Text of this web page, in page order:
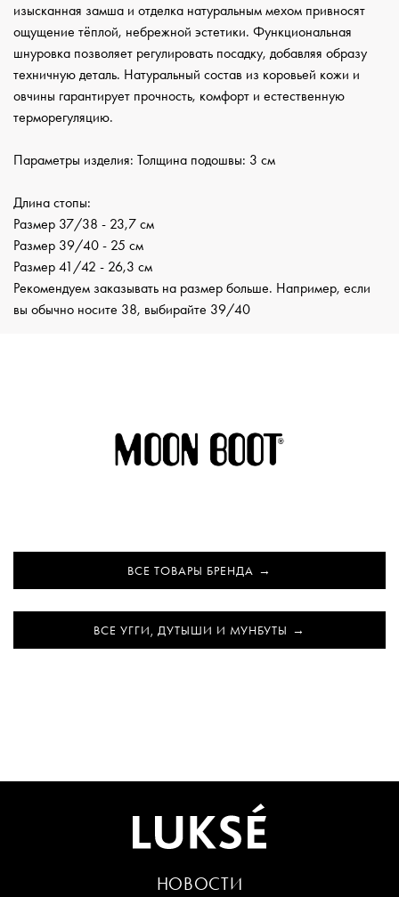
изысканная замша и отделка натуральным мехом привносят
ощущение тёплой, небрежной эстетики. Функциональная
шнуровка позволяет регулировать посадку, добавляя образу
техничную деталь. Натуральный состав из коровьей кожи и
овчины гарантирует прочность, комфорт и естественную
терморегуляцию.
Параметры изделия: Толщина подошвы: 3 см
Длина стопы:
Размер 37/38 - 23,7 см
Размер 39/40 - 25 см
Размер 41/42 - 26,3 см
Рекомендуем заказывать на размер больше. Например, если
вы обычно носите 38, выбирайте 39/40
ВСЕ ТОВАРЫ БРЕНДА
ВСЕ УГГИ, ДУТЫШИ И МУНБУТЫ
НОВОСТИ